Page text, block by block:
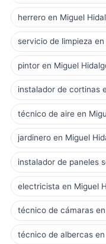
herrero en Miguel
servicio de limpieza
pintor en Miguel
instalador de cortinas
técnico de aire en
jardinero en Miguel
instalador de paneles
electricista en Miguel
técnico de cámaras
técnico de albercas